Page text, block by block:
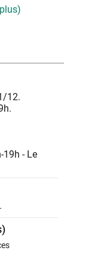
expérience.
communes
St
de 500
et rénové
une
et déguster
en 100%
et vous
de nos
passer
travail,
contacter
d’Alba la
12.
19h - Le